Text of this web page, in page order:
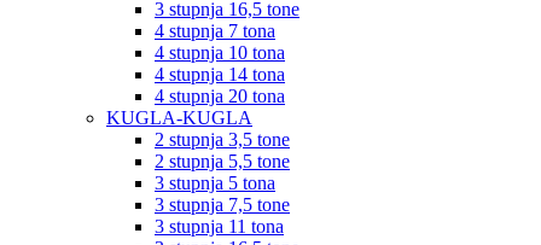
3 stupnja 16,5 tone
4 stupnja 7 tona
4 stupnja 10 tona
4 stupnja 14 tona
4 stupnja 20 tona
KUGLA-KUGLA
2 stupnja 3,5 tone
2 stupnja 5,5 tone
3 stupnja 5 tona
3 stupnja 7,5 tone
3 stupnja 11 tona